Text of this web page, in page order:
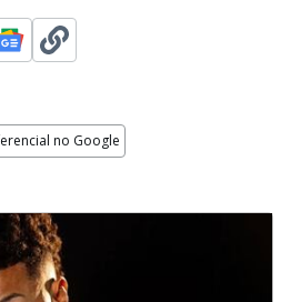
no Google